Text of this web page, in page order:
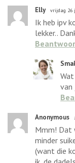
Elly vrijdag 26
Ik heb ipv
lekker..
van
Anonymous
Mmm! Dat
minder
(want die